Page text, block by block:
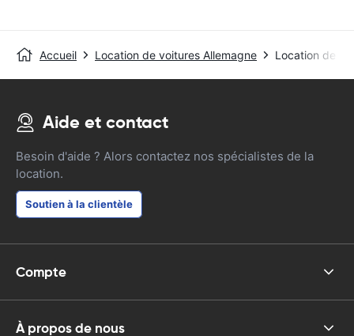
Accueil Location de voitures Allemagne Location de
Aide et contact
Besoin d'aide ? Alors contactez nos spécialistes de la
location.
Soutien à la clientèle
Compte
À propos de nous